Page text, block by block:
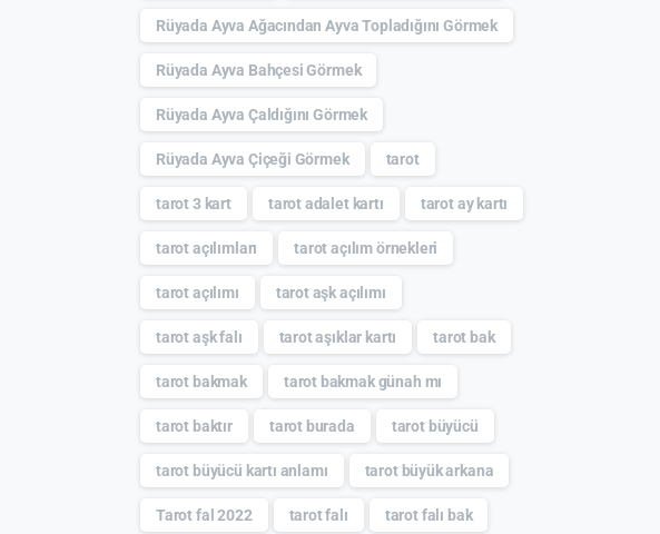
Rüyada Ayva Ağacından Ayva Topladığını Görmek
Rüyada Ayva Bahçesi Görmek
Rüyada Ayva Çaldığını Görmek
Rüyada Ayva Çiçeği Görmek tarot
tarot 3 kart tarot adalet kartı tarot ay kartı
tarot açılımları tarot açılım örnekleri
tarot açılımı tarot aşk açılımı
tarot aşk falı tarot aşıklar kartı tarot bak
tarot bakmak tarot bakmak günah mı
tarot baktır tarot burada tarot büyücü
tarot büyücü kartı anlamı tarot büyük arkana
Tarot fal 2022 tarot falı tarot falı bak